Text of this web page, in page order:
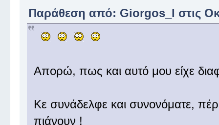
Παράθεση από: Giorgos_I στις
Απορώ, πως και αυτό μου είχε
Κε συνάδελφε και συνονόματε,
πιάνουν !